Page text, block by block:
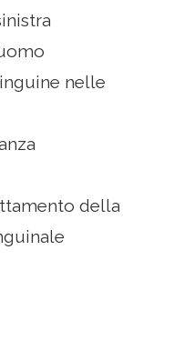
nelle
della